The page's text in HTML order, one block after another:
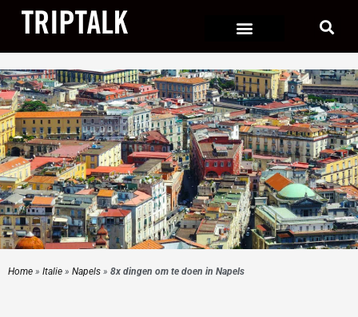
de
inhoud
Home » Italie » Napels » 8x dingen om te doen in Napels